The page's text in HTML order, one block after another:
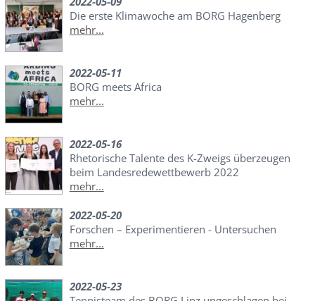
Die erste Klimawoche am BORG Hagenberg
mehr...
2022-05-11
BORG meets Africa
mehr...
2022-05-16
Rhetorische Talente des K-Zweigs überzeugen
beim Landesredewettbewerb 2022
mehr...
2022-05-20
Forschen – Experimentieren - Untersuchen
mehr...
2022-05-23